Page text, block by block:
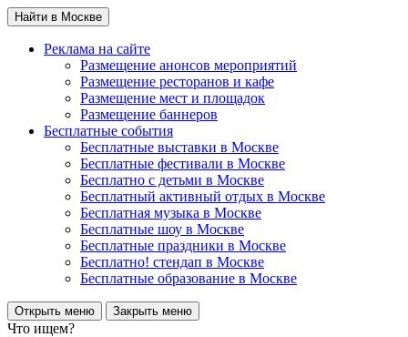
Найти в Москве
Реклама на сайте
Размещение анонсов мероприятий
Размещение ресторанов и кафе
Размещение мест и площадок
Размещение баннеров
Бесплатные события
Бесплатные выставки в Москве
Бесплатные фестивали в Москве
Бесплатно с детьми в Москве
Бесплатный активный отдых в Москве
Бесплатная музыка в Москве
Бесплатные шоу в Москве
Бесплатные праздники в Москве
Бесплатно! стендап в Москве
Бесплатные образование в Москве
Открыть меню Закрыть меню
Что ищем?